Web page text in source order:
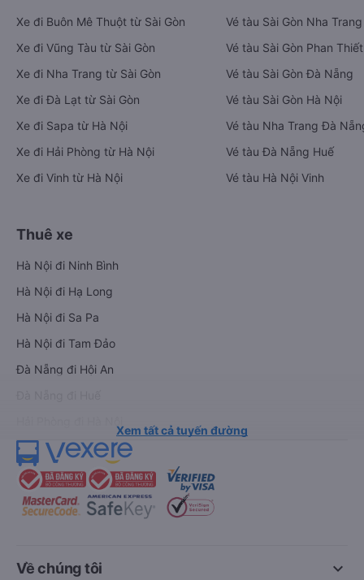
Xe đi Buôn Mê Thuột từ Sài Gòn
Xe đi Vũng Tàu từ Sài Gòn
Xe đi Nha Trang từ Sài Gòn
Xe đi Đà Lạt từ Sài Gòn
Xe đi Sapa từ Hà Nội
Xe đi Hải Phòng từ Hà Nội
Xe đi Vinh từ Hà Nội
Vé tàu Sài Gòn Nha Trang
Vé tàu Sài Gòn Phan Thiết
Vé tàu Sài Gòn Đà Nẵng
Vé tàu Sài Gòn Hà Nội
Vé tàu Nha Trang Đà
Vé tàu Đà Nẵng Huế
Vé tàu Hà Nội Vinh
Thuê xe
Hà Nội đi Ninh Bình
Hà Nội đi Hạ Long
Hà Nội đi Sa Pa
Hà Nội đi Tam Đảo
Đà Nẵng đi Hội An
Xem tất cả tuyến đường
keyboard_arrow_down
Về chúng tôi